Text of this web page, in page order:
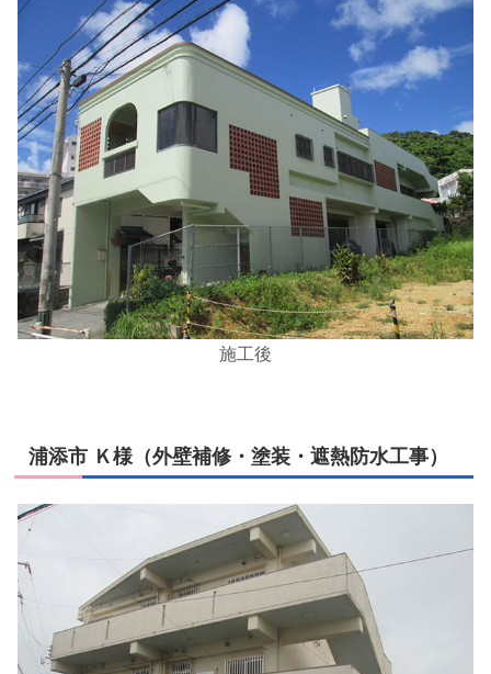
施工後
浦添市 Ｋ様（外壁補修・塗装・遮熱防水工事）